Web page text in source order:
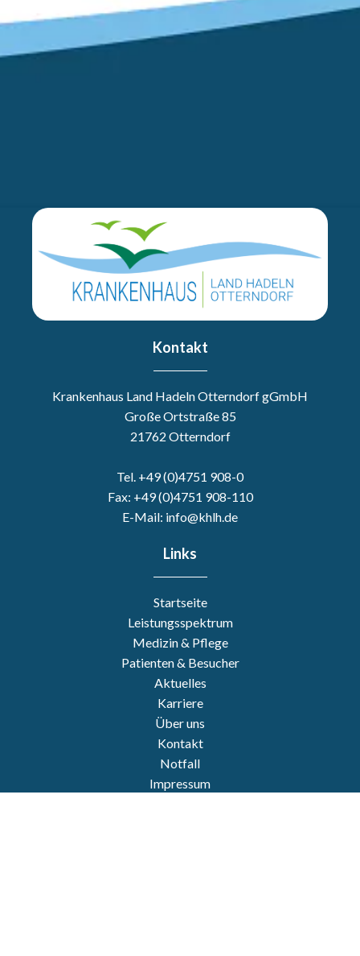
Kontakt
Krankenhaus Land Hadeln Otterndorf gGmbH
Große Ortstraße 85
21762 Otterndorf
Tel. +49 (0)4751 908-0
Fax: +49 (0)4751 908-110
E-Mail: info@khlh.de
Links
Startseite
Leistungsspektrum
Medizin & Pflege
Patienten & Besucher
Aktuelles
Karriere
Über uns
Kontakt
Notfall
Impressum